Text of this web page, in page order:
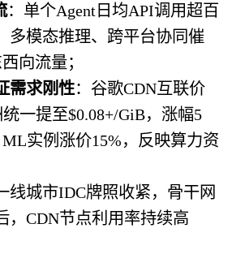
：单个Agent日均API调用超百
多模态推理、跨平台协同催
向流量；
需求刚性：谷歌CDN互联价
一提至$0.08+/GiB，涨幅5
ML实例涨价15%，反映算力资
线城市IDC牌照收紧，骨干网
，CDN节点利用率持续高